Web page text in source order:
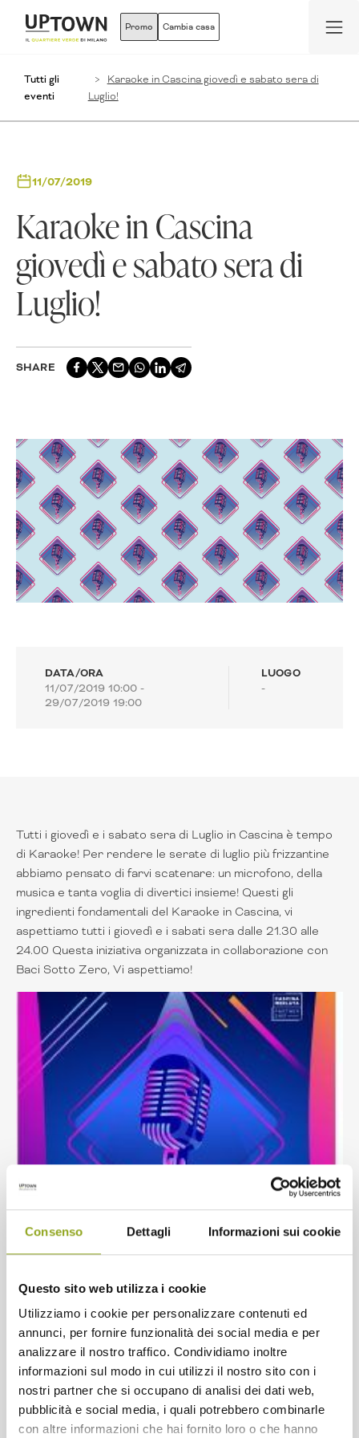
Consenso Dettagli Informazioni sui cookie
Questo sito web utilizza i cookie
Utilizziamo i cookie per personalizzare contenuti ed
annunci, per fornire funzionalità dei social media e per
analizzare il nostro traffico. Condividiamo inoltre
informazioni sul modo in cui utilizzi il nostro sito con i
nostri partner che si occupano di analisi dei dati web,
pubblicità e social media, i quali potrebbero combinarle
con altre informazioni che hai fornito loro o che hanno
Promo Cambia casa
Tutti gli
eventi
Karaoke in Cascina giovedì e sabato sera di
Luglio!
11/07/2019
Karaoke in Cascina
giovedì e sabato sera di
Luglio!
SHARE
DATA/ORA
11/07/2019 10:00 -
29/07/2019 19:00
LUOGO
-
Tutti i giovedì e i sabato sera di Luglio in Cascina è tempo
di Karaoke! Per rendere le serate di luglio più frizzantine
abbiamo pensato di farvi scatenare: un microfono, della
musica e tanta voglia di divertici insieme! Questi gli
ingredienti fondamentali del Karaoke in Cascina, vi
aspettiamo tutti i giovedì e i sabati sera dalle 21.30 alle
24.00 Questa iniziativa organizzata in collaborazione con
Baci Sotto Zero, Vi aspettiamo!